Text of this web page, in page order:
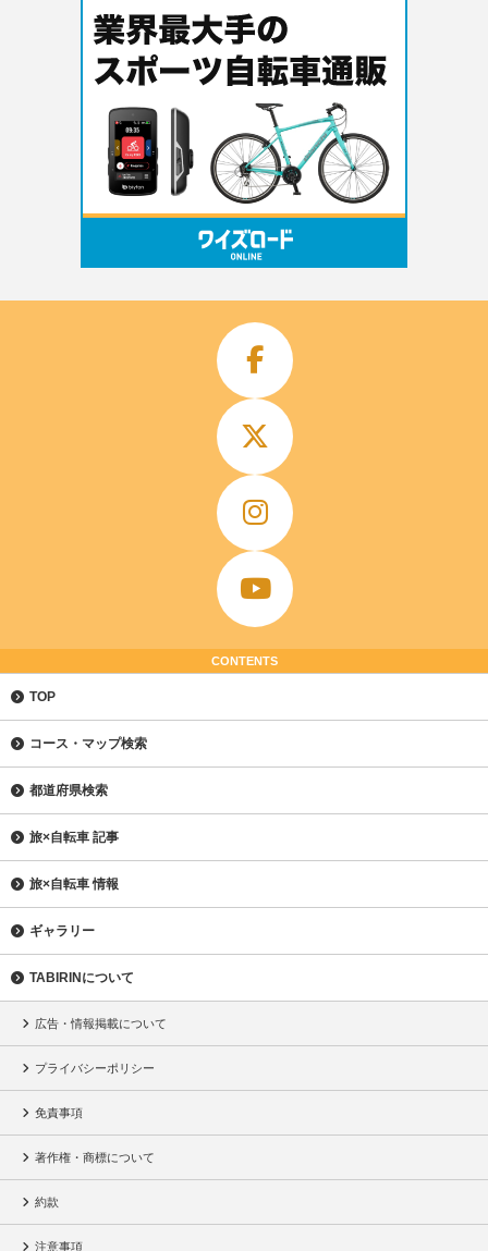
CONTENTS
TOP
コース・マップ検索
都道府県検索
旅×自転車 記事
旅×自転車 情報
ギャラリー
TABIRINについて
広告・情報掲載について
プライバシーポリシー
免責事項
著作権・商標について
約款
注意事項